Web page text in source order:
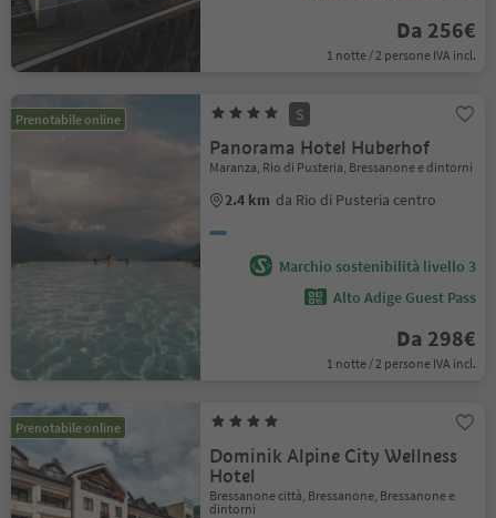
Da 256€
1 notte / 2 persone IVA incl.
Prenotabile online S
Panorama Hotel Huberhof
Maranza, Rio di Pusteria, Bressanone e dintorni
2.4 km da Rio di Pusteria centro
Marchio sostenibilità livello 3
Alto Adige Guest Pass
Da 298€
1 notte / 2 persone IVA incl.
Prenotabile online
Dominik Alpine City Wellness
Hotel
Bressanone città, Bressanone, Bressanone e
dintorni